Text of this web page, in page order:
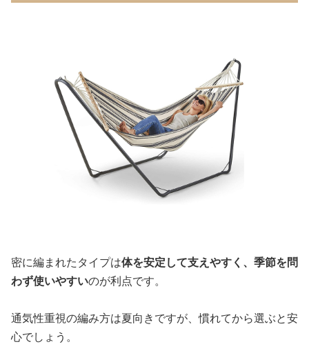
密に編まれたタイプは体を安定して支えやすく、季節を問
わず使いやすいのが利点です。
通気性重視の編み方は夏向きですが、慣れてから選ぶと安
心でしょう。